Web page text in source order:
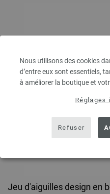
Nous utilisons des cookies
d’entre eux sont essentiels,
à améliorer la boutique et
Réglages
Refuser
Jeu d'aiguilles design en